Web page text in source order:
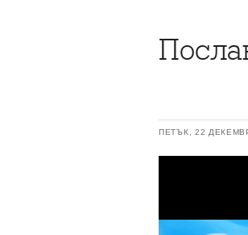
ПЕТЪК, 22